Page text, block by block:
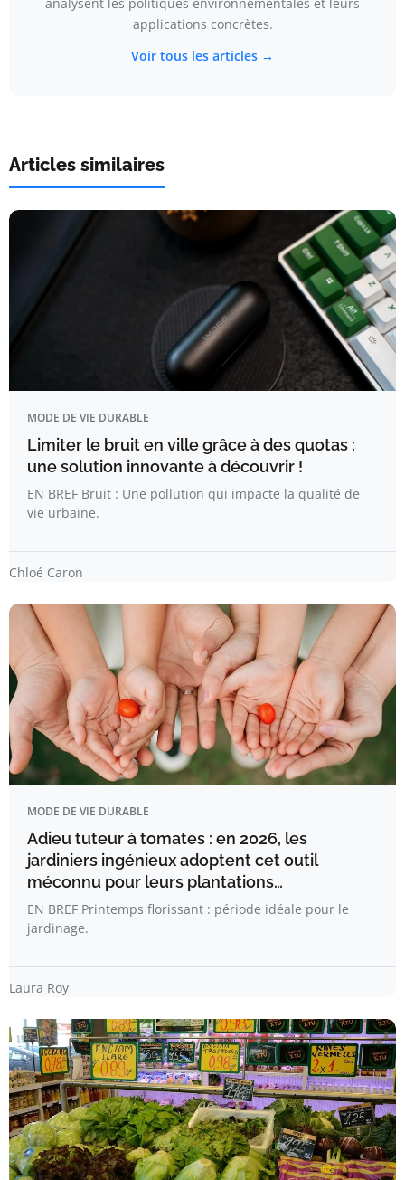
applications concrètes.
Voir tous les articles →
Articles similaires
MODE DE VIE DURABLE
Limiter le bruit en ville grâce à des quotas :
une solution innovante à découvrir !
EN BREF Bruit : Une pollution qui impacte la qualité de
vie urbaine.
Chloé Caron
MODE DE VIE DURABLE
Adieu tuteur à tomates : en 2026, les
jardiniers ingénieux adoptent cet outil
méconnu pour leurs plantations…
EN BREF Printemps florissant : période idéale pour le
jardinage.
Laura Roy